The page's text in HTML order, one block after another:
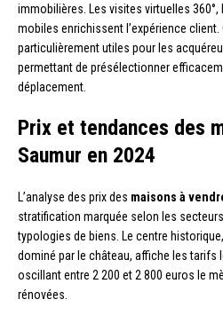
immobilières. Les visites virtuelles
mobiles enrichissent l’expérience
particulièrement utiles pour les
permettant de présélectionner
déplacement.
Prix et tendances des
Saumur en 2024
L’analyse des prix des maisons à
stratification marquée selon les
typologies de biens. Le centre
dominé par le château, affiche les tarifs
oscillant entre 2 200 et 2 800 euros le
rénovées.